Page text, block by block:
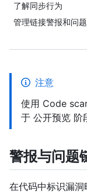
了解同步行为
管理链接警报和问
注意
使用 Code
于 公开预览 阶
警报与问题
在代码中标识漏